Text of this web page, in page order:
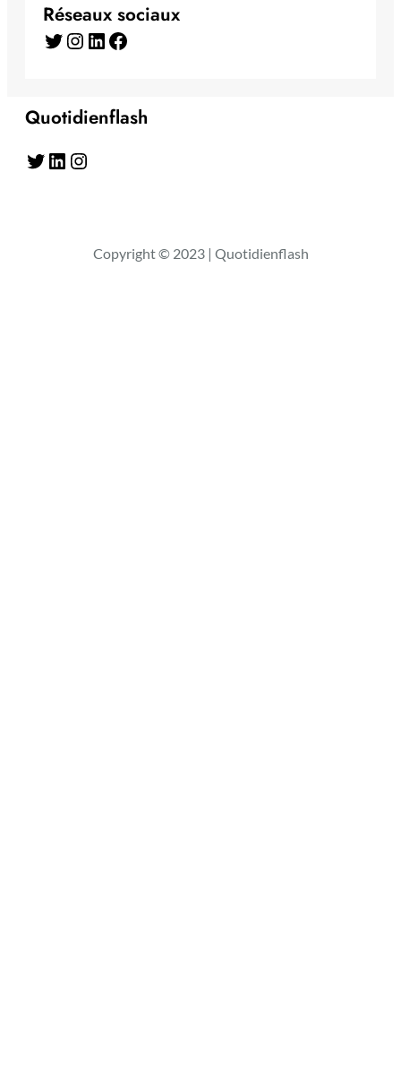
Réseaux sociaux
Twitter Instagram LinkedIn Facebook
Quotidienflash
Twitter LinkedIn Instagram
Copyright © 2023 | Quotidienflash